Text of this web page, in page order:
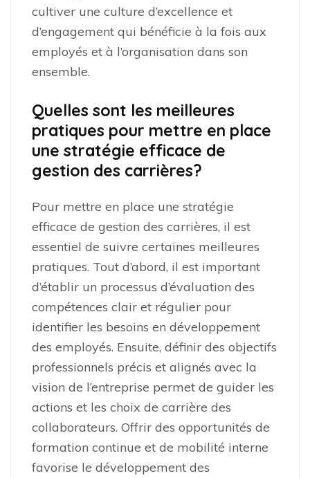
cultiver une culture d’excellence et
d’engagement qui bénéficie à la fois aux
employés et à l’organisation dans son
ensemble.
Quelles sont les meilleures
pratiques pour mettre en place
une stratégie efficace de
gestion des carrières?
Pour mettre en place une stratégie
efficace de gestion des carrières, il est
essentiel de suivre certaines meilleures
pratiques. Tout d’abord, il est important
d’établir un processus d’évaluation des
compétences clair et régulier pour
identifier les besoins en développement
des employés. Ensuite, définir des objectifs
professionnels précis et alignés avec la
vision de l’entreprise permet de guider les
actions et les choix de carrière des
collaborateurs. Offrir des opportunités de
formation continue et de mobilité interne
favorise le développement des